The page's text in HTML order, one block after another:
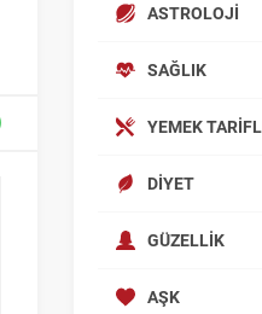
ASTROLOJI
SAĞLIK
YEMEK
DIYET
GÜZELLIK
AŞK